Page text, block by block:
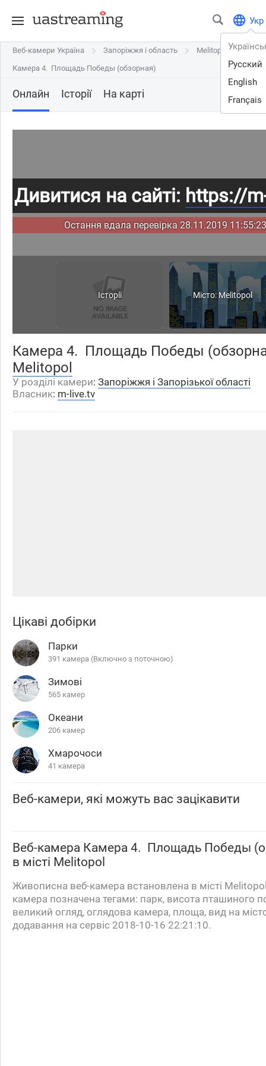
Укр
Русский
English
Français
Веб-камери Україна Запоріжжя і область
Melitopol
Камера 4. Площадь Победы (обзорная)
Веб-камери Україна Запоріжжя і область
Melitopol
Камера 4. Площадь Победы (обзорная)
Онлайн Історії На карті
Дивитися на сайті: https://
Остання вдала перевірка 28.11.2019
Історії Місто: Melitopol
Камера 4. Площадь Победы
Melitopol
У розділі камери: Запоріжжя і Запорізької області
Власник: m-live.tv
Цікаві добірки
Парки
391 камера (Включно з поточною)
Зимові
565 камер
Океани
206 камер
Хмарочоси
41 камера
Веб-камери, які можуть вас зацікавити
Веб-камера Камера 4. Площадь Победы
в місті Melitopol
Живописна веб-камера встановлена ​​в місті
камера позначена тегами: парк, висота пташиного
великий огляд, оглядова камера, площа, вид на
додавання на сервіс 2018-10-16 22:21:10.